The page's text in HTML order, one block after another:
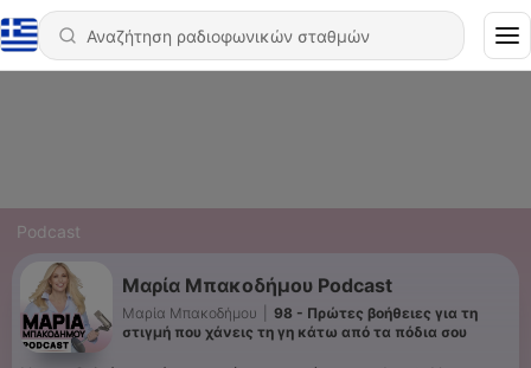
Podcast
Μαρία Μπακοδήμου Podcast
Μαρία Μπακοδήμου
98 - Πρώτες βοήθειες για τη
στιγμή που χάνεις τη γη κάτω από τα πόδια σου